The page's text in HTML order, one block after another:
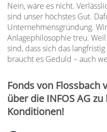
Nein, wäre es nicht.
sind unser höchstes Gut.
Unternehmensgründung.
Anlagephilosophie treu.
sind, dass sich das
braucht es Geduld – auch
Fonds von Flossbach
über die INFOS AG
Konditionen!